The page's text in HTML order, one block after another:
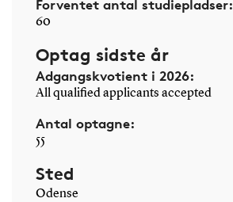
Forventet antal studiepladser:
60
Optag sidste år
Adgangskvotient i 2026:
All qualified applicants accepted
Antal optagne:
55
Sted
Odense